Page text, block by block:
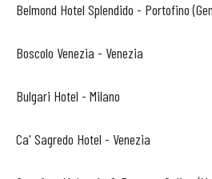
Belmond Hotel Splendido - Portofino
Boscolo Venezia - Venezia
Bulgari Hotel - Milano
Ca' Sagredo Hotel - Venezia